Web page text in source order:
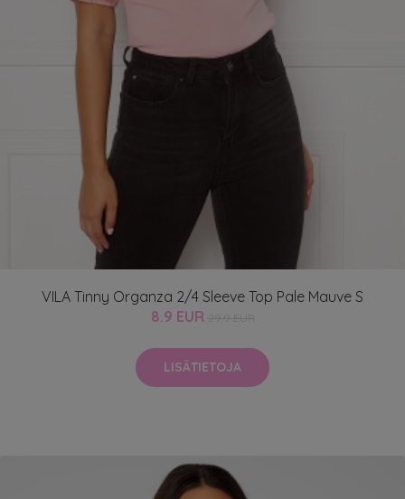
VILA Tinny Organza 2/4 Sleeve Top Pale Mauve S
8.9 EUR
LISÄTIETOJA